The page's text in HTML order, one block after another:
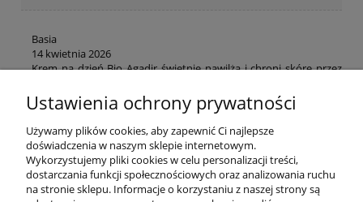
Basia
14 kwietnia 2026
Krem na dzień Bio Agadir świetnie nawilża i chroni skórę przez
Magdalena
21 maja 2026
Krem na dzień dobrze współpracuje z makijażem i nie obciąża
skóry. Cera wygląda bardziej świeżo, a drobne linie są mniej
widoczne!
Ustawienia ochrony prywatności
Używamy plików cookies, aby zapewnić Ci najlepsze
doświadczenia w naszym sklepie internetowym.
Wykorzystujemy pliki cookies w celu personalizacji treści,
dostarczania funkcji społecznościowych oraz analizowania ruchu
na stronie sklepu. Informacje o korzystaniu z naszej strony są